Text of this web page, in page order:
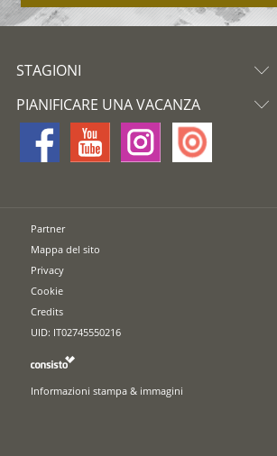
STAGIONI
PIANIFICARE UNA VACANZA
Partner
Mappa del sito
Privacy
Cookie
Credits
UID: IT02745550216
Informazioni stampa & immagini